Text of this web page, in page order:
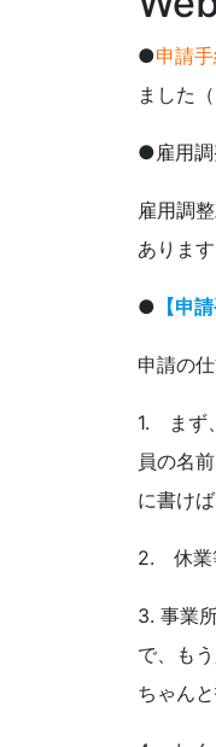
●申請
ました
●雇用
雇用調
ありま
● 【申
申請の
1. まず
員の名
に書けば
2. 休業
3. 事業
で、も
ちゃん